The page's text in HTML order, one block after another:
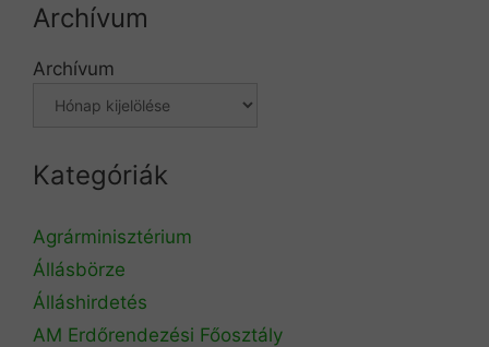
Archívum
Archívum
Kategóriák
Agrárminisztérium
Állásbörze
Álláshirdetés
AM Erdőrendezési Főosztály